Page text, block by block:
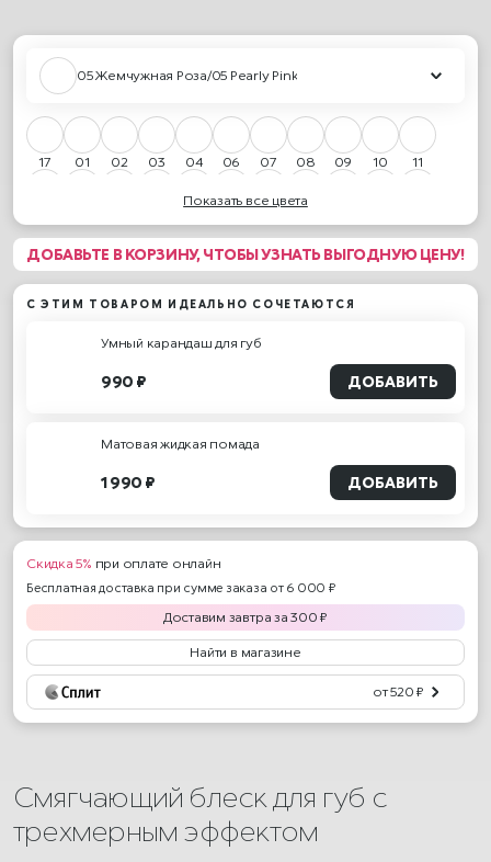
05 Жемчужная Роза/05 Pearly Pink
17 01 02 03 04 06 07 08 09 10 11
30 31 32 33 34 35 05 19
Показать все цвета
ДОБАВЬТЕ В КОРЗИНУ, ЧТОБЫ УЗНАТЬ ВЫГОДНУЮ ЦЕНУ!
С ЭТИМ ТОВАРОМ ИДЕАЛЬНО СОЧЕТАЮТСЯ
Умный карандаш для губ
990 ₽ ДОБАВИТЬ
Матовая жидкая помада
1 990 ₽ ДОБАВИТЬ
Скидка 5% при оплате онлайн
Бесплатная доставка при сумме заказа от 6 000 ₽
Доставим завтра за300 ₽
Найти в магазине
от 520 ₽
Смягчающий блеск для губ с
трехмерным эффектом